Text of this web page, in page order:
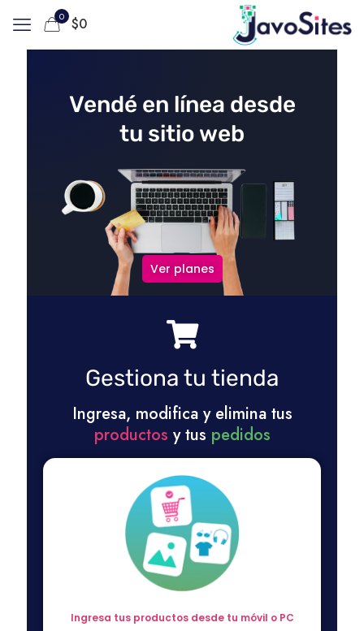
0 $0
Vendé en línea desde
tu sitio web
Ver planes
Gestiona tu tienda
Ingresa, modifica y elimina tus
productos y tus pedidos
Ingresa tus productos desde tu móvil o PC